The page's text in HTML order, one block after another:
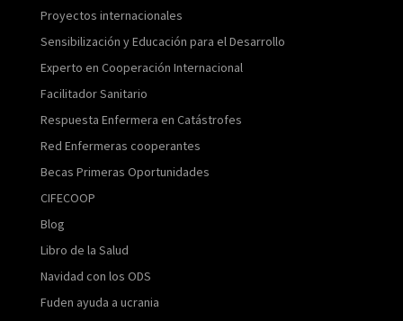
Proyectos internacionales
Sensibilización y Educación para el Desarrollo
Experto en Cooperación Internacional
Facilitador Sanitario
Respuesta Enfermera en Catástrofes
Red Enfermeras cooperantes
Becas Primeras Oportunidades
CIFECOOP
Blog
Libro de la Salud
Navidad con los ODS
Fuden ayuda a ucrania